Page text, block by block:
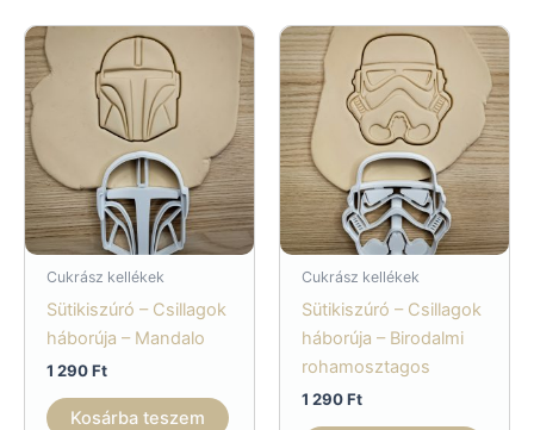
Cukrász kellékek
Sütikiszúró – Csillagok
háborúja – Mandalo
1 290Ft
Kosárba teszem
Cukrász kellékek
Sütikiszúró – Csillagok
háborúja – Birodalmi
rohamosztagos
1 290Ft